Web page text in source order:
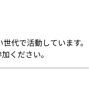
代で活動しています。
ください。